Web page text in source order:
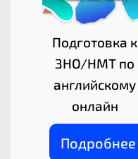
Подготовка к
ЗНО/НМТ по
английскому
онлайн
Подробнее